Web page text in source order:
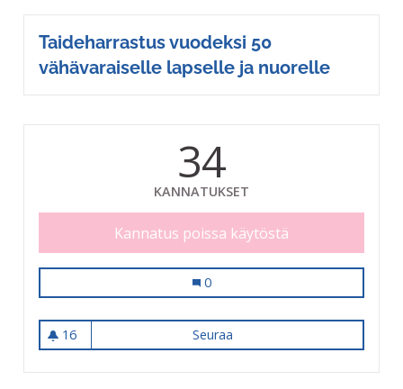
Taideharrastus vuodeksi 50
vähävaraiselle lapselle ja nuorelle
34
KANNATUKSET
Kannatus poissa käytöstä
Taideharrastus vuodeksi 50
0
16
16 seuraajaa
Seuraa